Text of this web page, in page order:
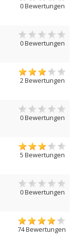
0 Bewertungen
0 Bewertungen
2 Bewertungen
0 Bewertungen
5 Bewertungen
0 Bewertungen
74 Bewertungen